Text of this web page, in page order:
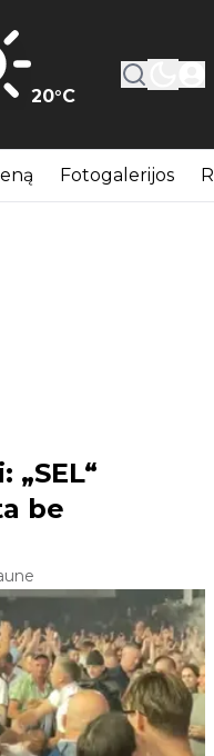
20°C
Fotogalerijos
be